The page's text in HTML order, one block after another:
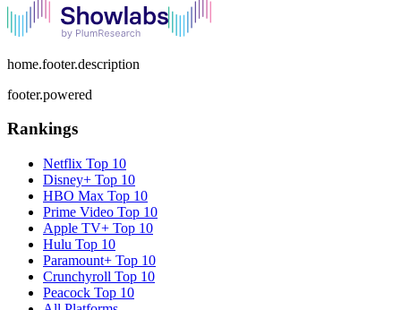
home.footer.description
footer.powered
Rankings
Netflix Top 10
Disney+ Top 10
HBO Max Top 10
Prime Video Top 10
Apple TV+ Top 10
Hulu Top 10
Paramount+ Top 10
Crunchyroll Top 10
Peacock Top 10